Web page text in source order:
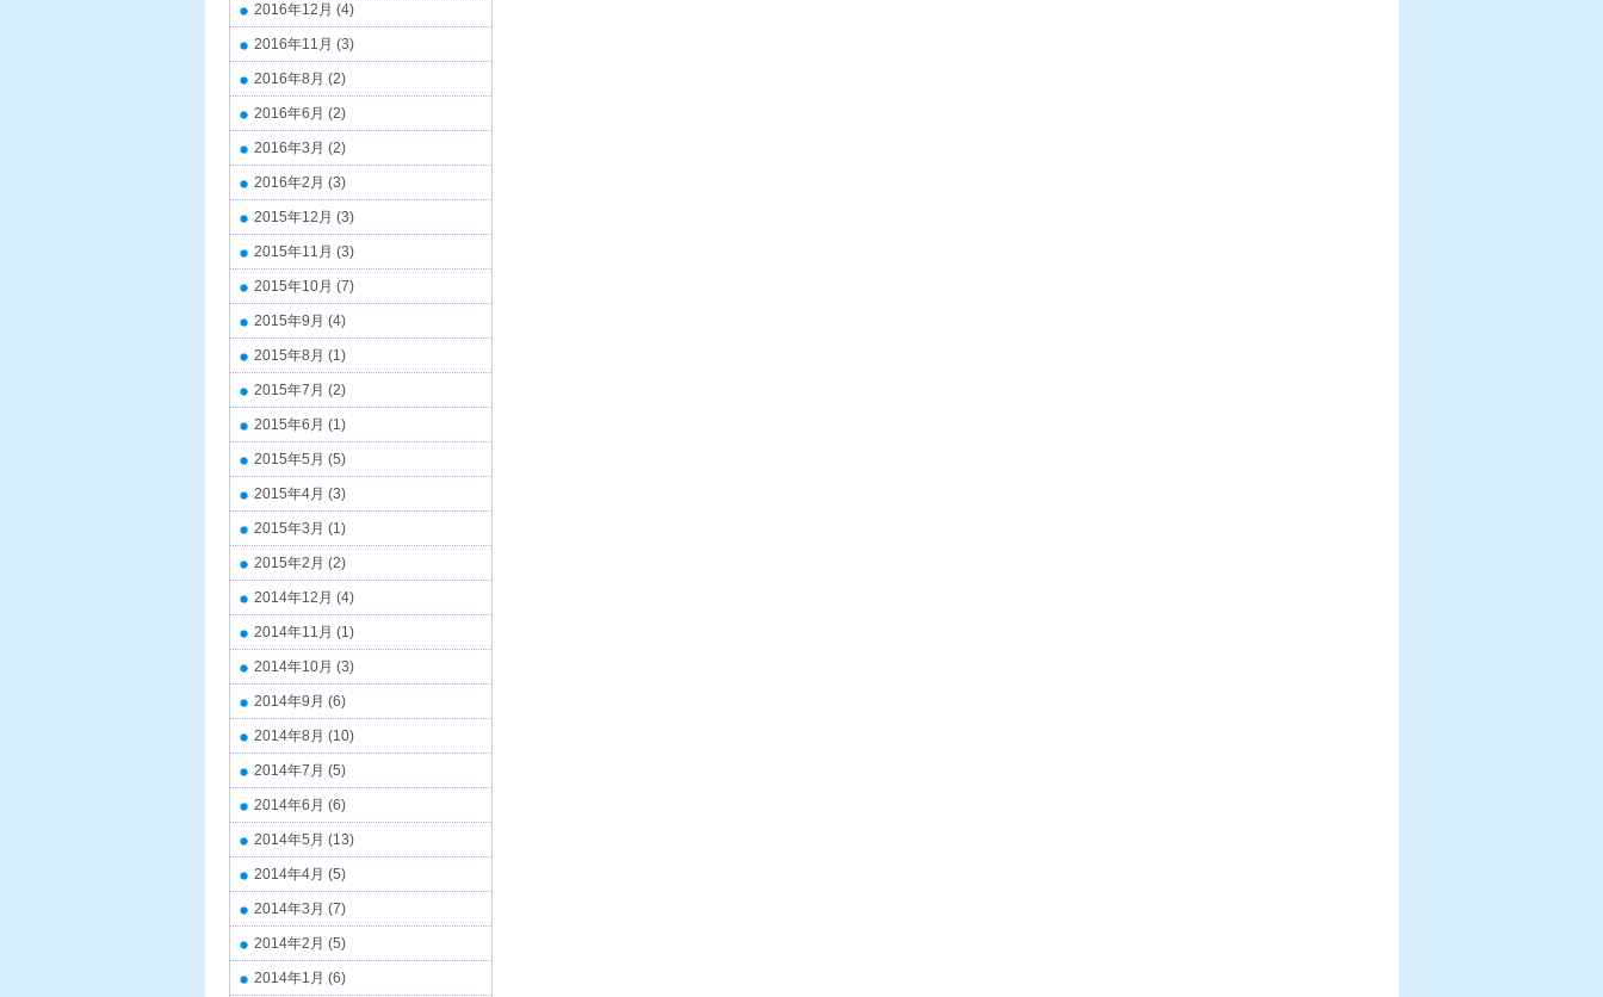
2016年12月 (4)
2016年11月 (3)
2016年8月 (2)
2016年6月 (2)
2016年3月 (2)
2016年2月 (3)
2015年12月 (3)
2015年11月 (3)
2015年10月 (7)
2015年9月 (4)
2015年8月 (1)
2015年7月 (2)
2015年6月 (1)
2015年5月 (5)
2015年4月 (3)
2015年3月 (1)
2015年2月 (2)
2014年12月 (4)
2014年11月 (1)
2014年10月 (3)
2014年9月 (6)
2014年8月 (10)
2014年7月 (5)
2014年6月 (6)
2014年5月 (13)
2014年4月 (5)
2014年3月 (7)
2014年2月 (5)
2014年1月 (6)